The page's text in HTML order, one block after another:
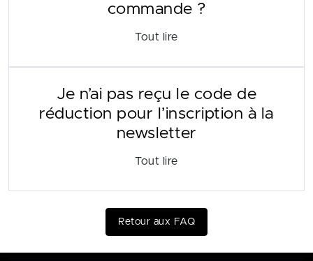
commande ?
Tout lire
Je n’ai pas reçu le code de
réduction pour l’inscription à la
newsletter
Tout lire
Retour aux FAQ